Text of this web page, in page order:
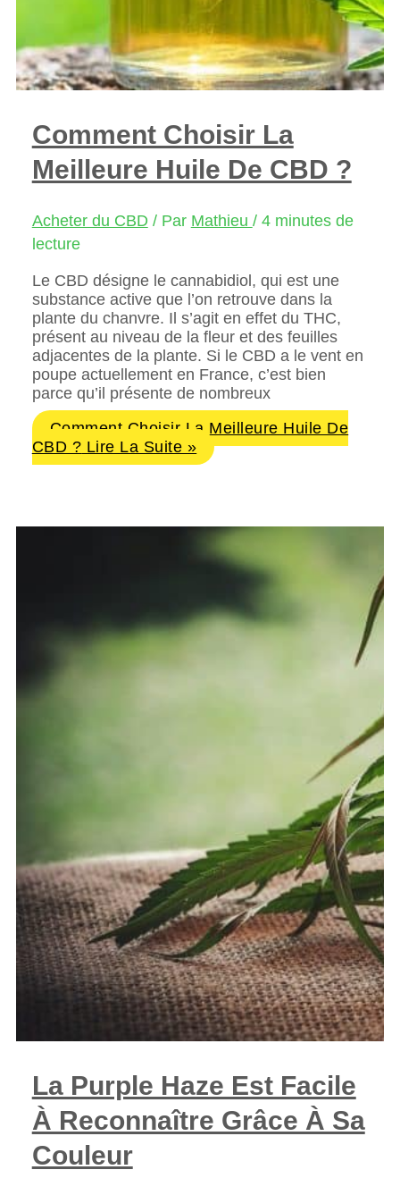
Comment Choisir La
Meilleure Huile De CBD ?
Acheter du CBD / Par Mathieu / 4 minutes de
lecture
Le CBD désigne le cannabidiol, qui est une
substance active que l’on retrouve dans la
plante du chanvre. Il s’agit en effet du THC,
présent au niveau de la fleur et des feuilles
adjacentes de la plante. Si le CBD a le vent en
poupe actuellement en France, c’est bien
parce qu’il présente de nombreux
Comment Choisir La Meilleure Huile De
CBD ? Lire La Suite »
La Purple Haze Est Facile
À Reconnaître Grâce À Sa
Couleur